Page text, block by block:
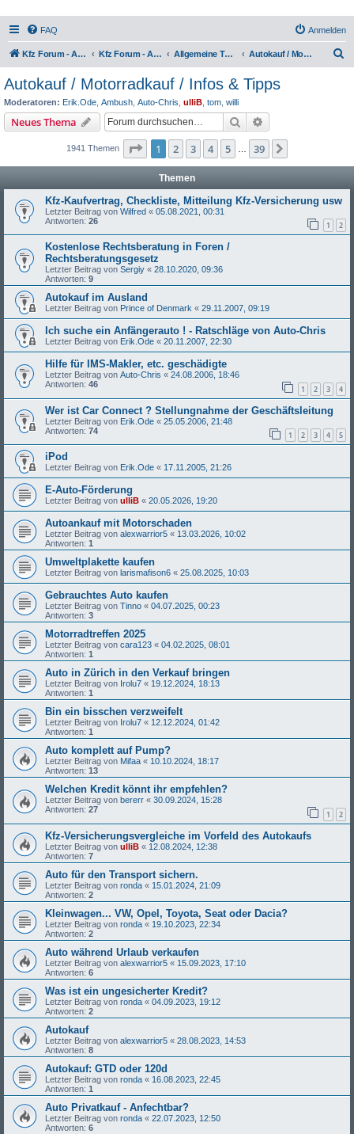
FAQ Anmelden
Kfz Forum - Auto, Motorrad und LKW Kfz Forum - Auto, Motorrad und LKW Allgemeine Themen rund ums Kfz Autokauf / Motorradkauf / Infos & Tipps
Autokauf / Motorradkauf / Infos & Tipps
Moderatoren: Erik.Ode Ambush Auto-Chris ulliB tom willi
Neues Thema Suche
1941 Themen Seite 1von 39
1 2 3 4 5 39
Themen
Kfz-Kaufvertrag, Checkliste, Mitteilung Kfz-Versicherung usw
Letzter Beitrag von Wilfred « 05.08.2021, 00:31
Antworten: 26 1 2
Kostenlose Rechtsberatung in Foren /
Rechtsberatungsgesetz
Letzter Beitrag von Sergiy « 28.10.2020, 09:36
Antworten: 9
Autokauf im Ausland
Letzter Beitrag von Prince of Denmark « 29.11.2007, 09:19
Ich suche ein Anfängerauto ! - Ratschläge von Auto-Chris
Letzter Beitrag von Erik.Ode « 20.11.2007, 22:30
Hilfe für IMS-Makler, etc. geschädigte
Letzter Beitrag von Auto-Chris « 24.08.2006, 18:46
Antworten: 46 1 2 3 4
Wer ist Car Connect ? Stellungnahme der Geschäftsleitung
Letzter Beitrag von Erik.Ode « 25.05.2006, 21:48
Antworten: 74 1 2 3 4 5
iPod
Letzter Beitrag von Erik.Ode « 17.11.2005, 21:26
E-Auto-Förderung
Letzter Beitrag von ulliB « 20.05.2026, 19:20
Autoankauf mit Motorschaden
Letzter Beitrag von alexwarrior5 « 13.03.2026, 10:02
Antworten: 1
Umweltplakette kaufen
Letzter Beitrag von larismafison6 « 25.08.2025, 10:03
Gebrauchtes Auto kaufen
Letzter Beitrag von Tinno « 04.07.2025, 00:23
Antworten: 3
Motorradtreffen 2025
Letzter Beitrag von cara123 « 04.02.2025, 08:01
Antworten: 1
Auto in Zürich in den Verkauf bringen
Letzter Beitrag von Irolu7 « 19.12.2024, 18:13
Antworten: 1
Bin ein bisschen verzweifelt
Letzter Beitrag von Irolu7 « 12.12.2024, 01:42
Antworten: 1
Auto komplett auf Pump?
Letzter Beitrag von Mifaa « 10.10.2024, 18:17
Antworten: 13
Welchen Kredit könnt ihr empfehlen?
Letzter Beitrag von bererr « 30.09.2024, 15:28
Antworten: 27 1 2
Kfz-Versicherungsvergleiche im Vorfeld des Autokaufs
Letzter Beitrag von ulliB « 12.08.2024, 12:38
Antworten: 7
Auto für den Transport sichern.
Letzter Beitrag von ronda « 15.01.2024, 21:09
Antworten: 2
Kleinwagen... VW, Opel, Toyota, Seat oder Dacia?
Letzter Beitrag von ronda « 19.10.2023, 22:34
Antworten: 2
Auto während Urlaub verkaufen
Letzter Beitrag von alexwarrior5 « 15.09.2023, 17:10
Antworten: 6
Was ist ein ungesicherter Kredit?
Letzter Beitrag von ronda « 04.09.2023, 19:12
Antworten: 2
Autokauf
Letzter Beitrag von alexwarrior5 « 28.08.2023, 14:53
Antworten: 8
Autokauf: GTD oder 120d
Letzter Beitrag von ronda « 16.08.2023, 22:45
Antworten: 1
Auto Privatkauf - Anfechtbar?
Letzter Beitrag von ronda « 22.07.2023, 12:50
Antworten: 6